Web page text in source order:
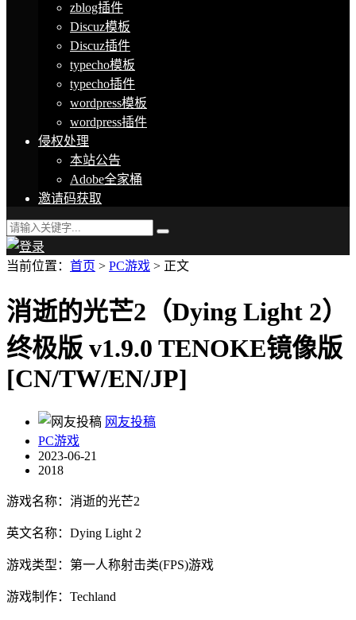
zblog插件
Discuz模板
Discuz插件
typecho模板
typecho插件
wordpress模板
wordpress插件
侵权处理
本站公告
Adobe全家桶
邀请码获取
当前位置： 首页 > PC游戏 > 正文
消逝的光芒2（Dying Light 2）
终极版 v1.9.0 TENOKE镜像版
[CN/TW/EN/JP]
网友投稿
PC游戏
2023-06-21
2018
游戏名称：消逝的光芒2
英文名称：Dying Light 2
游戏类型：第一人称射击类(FPS)游戏
游戏制作：Techland